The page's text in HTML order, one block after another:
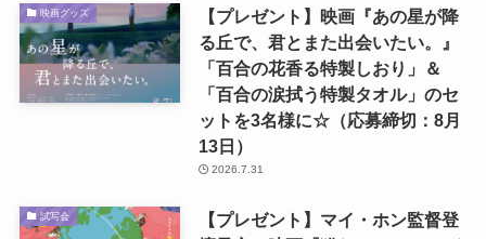
映画グッズ
【プレゼント】映画『あの星が降
る丘で、君とまた出会いたい。』
「百合の花香る特製しおり」＆
「百合の涙拭う特製タオル」のセ
ットを3名様に☆（応募締切：8月
13日）
2026.7.31
試写会
【プレゼント】マイ・ホン監督登